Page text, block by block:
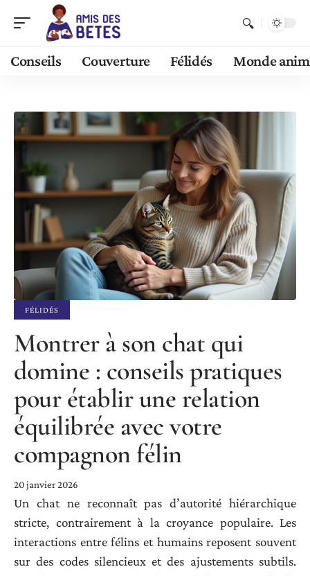
Conseils Couverture Félidés Monde
FÉLIDÉS
Montrer à son chat qui
domine : conseils pratiques
pour établir une relation
équilibrée avec votre
compagnon félin
20 janvier 2026
Un chat ne reconnaît pas d’autorité hiérarchique
stricte, contrairement à la croyance populaire. Les
interactions entre félins et humains reposent souvent
sur des codes silencieux et des ajustements subtils.